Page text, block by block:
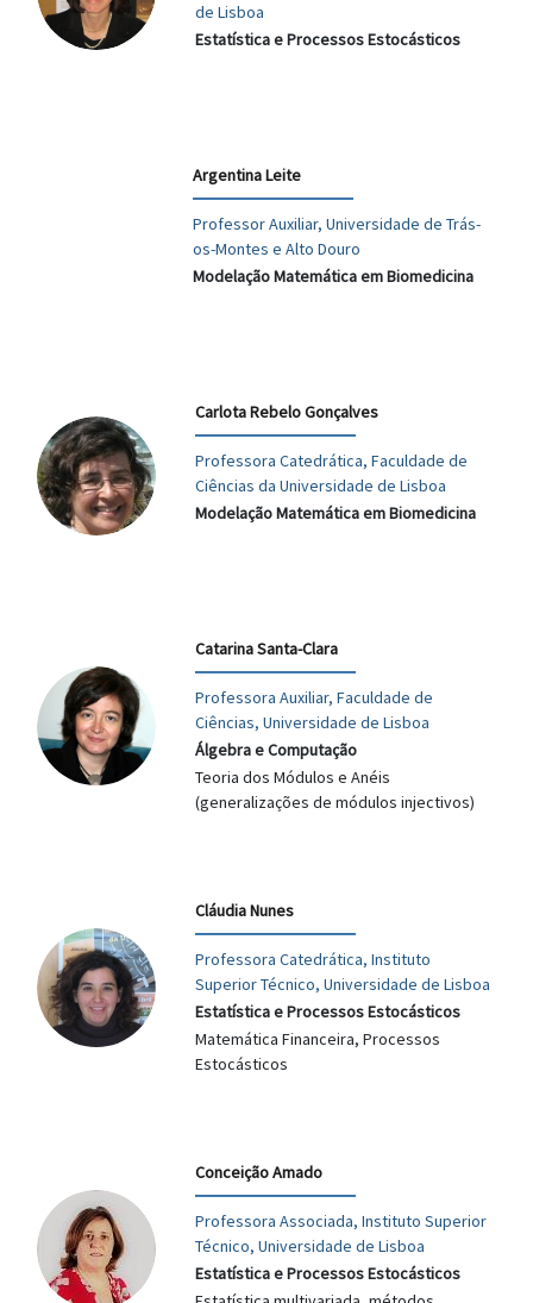
de Lisboa
Estatística e Processos Estocásticos
Argentina Leite
Professor Auxiliar, Universidade de Trás-
os-Montes e Alto Douro
Modelação Matemática em Biomedicina
Carlota Rebelo Gonçalves
Professora Catedrática, Faculdade de
Ciências da Universidade de Lisboa
Modelação Matemática em Biomedicina
Catarina Santa-Clara
Professora Auxiliar, Faculdade de
Ciências, Universidade de Lisboa
Álgebra e Computação
Teoria dos Módulos e Anéis
(generalizações de módulos injectivos)
Cláudia Nunes
Professora Catedrática, Instituto
Superior Técnico, Universidade de Lisboa
Estatística e Processos Estocásticos
Matemática Financeira, Processos
Estocásticos
Conceição Amado
Professora Associada, Instituto Superior
Técnico, Universidade de Lisboa
Estatística e Processos Estocásticos